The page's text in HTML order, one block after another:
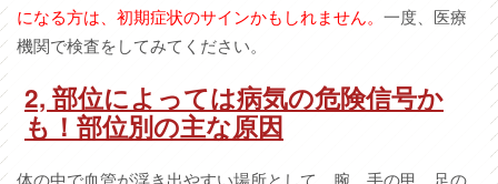
になる方は、初期症状のサインかもしれません。 一度、医療
機関で検査をしてみてください。
2, 部位によっては病気の危険信号か
も！部位別の主な原因
体の中で血管が浮き出やすい場所として、腕、手の甲、足の